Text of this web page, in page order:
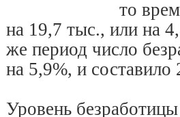
то
на 19,7 тыс., или на
же период число
на 5,9%, и составило
Уровень